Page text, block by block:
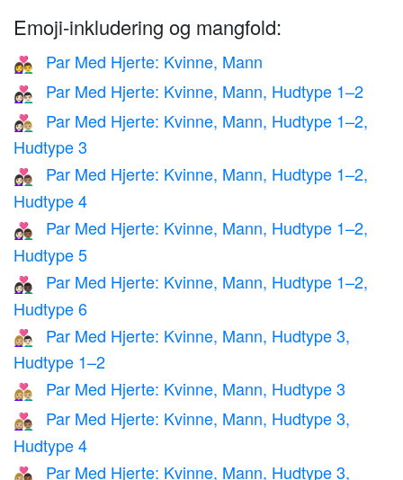
Emoji-inkludering og mangfold:
👩‍❤️‍👨 Par Med Hjerte: Kvinne, Mann
👩🏻‍❤️‍👨🏻 Par Med Hjerte: Kvinne, Mann, Hudtype 1–2
👩🏻‍❤️‍👨🏼
Par Med Hjerte: Kvinne, Mann, Hudtype 1–2,
Hudtype 3
👩🏻‍❤️‍👨🏽
Par Med Hjerte: Kvinne, Mann, Hudtype 1–2,
Hudtype 4
👩🏻‍❤️‍👨🏾
Par Med Hjerte: Kvinne, Mann, Hudtype 1–2,
Hudtype 5
👩🏻‍❤️‍👨🏿
Par Med Hjerte: Kvinne, Mann, Hudtype 1–2,
Hudtype 6
👩🏼‍❤️‍👨🏻
Par Med Hjerte: Kvinne, Mann, Hudtype 3,
Hudtype 1–2
👩🏼‍❤️‍👨🏼 Par Med Hjerte: Kvinne, Mann, Hudtype 3
👩🏼‍❤️‍👨🏽
Par Med Hjerte: Kvinne, Mann, Hudtype 3,
Hudtype 4
👩🏼‍❤️‍👨🏾 Par Med Hjerte: Kvinne, Mann, Hudtype 3,